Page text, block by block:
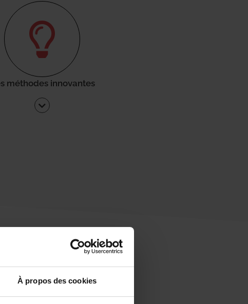
À propos des cookies
méthodes innovantes